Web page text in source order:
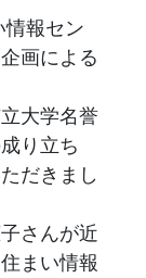
報セン
画による
大学名誉
り立ち
だきまし
さんが近
まい情報